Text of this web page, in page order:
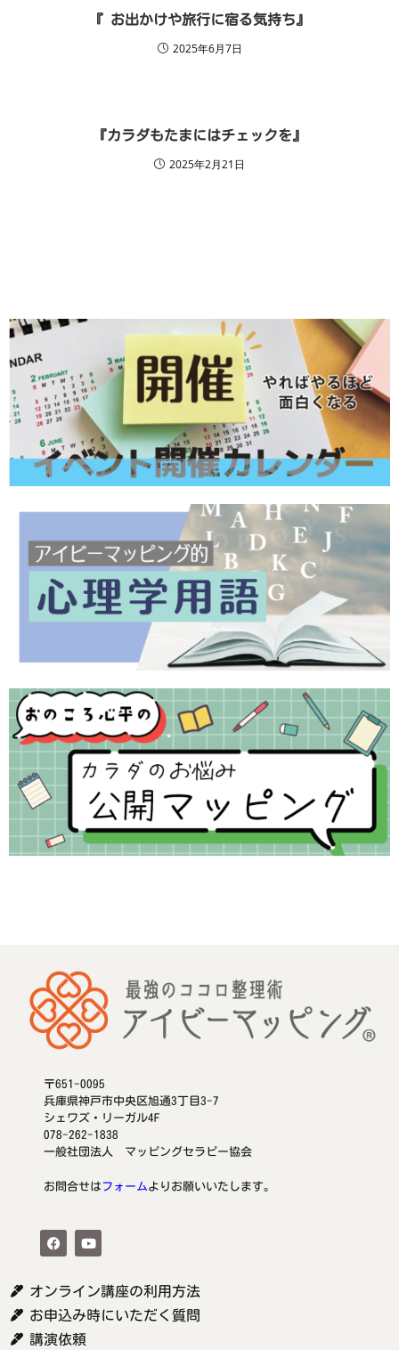
『 お出かけや旅行に宿る気持ち』
2025年6月7日
『カラダもたまにはチェックを』
2025年2月21日
〒651-0095
兵庫県神戸市中央区旭通3丁目3-7
シェワズ・リーガル4F
078-262-1838
一般社団法人 マッピングセラピー協会
お問合せはフォームよりお願いいたします。
オンライン講座の利用方法
お申込み時にいただく質問
講演依頼